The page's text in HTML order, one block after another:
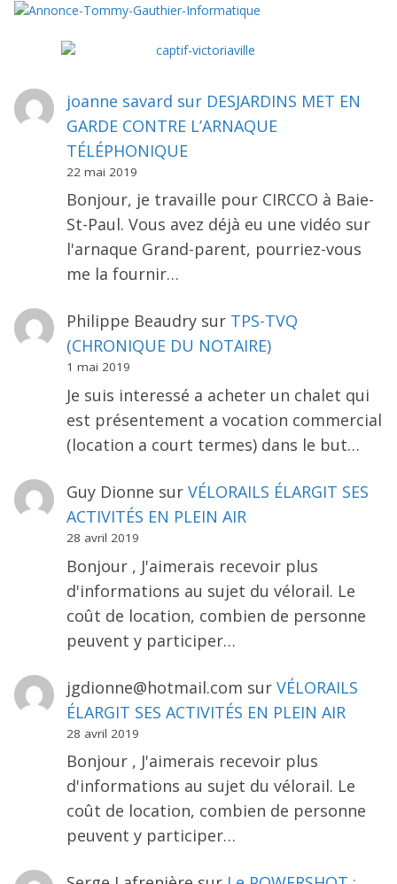
joanne savard sur DESJARDINS MET EN
GARDE CONTRE L’ARNAQUE
TÉLÉPHONIQUE
22 mai 2019
Bonjour, je travaille pour CIRCCO à Baie-
St-Paul. Vous avez déjà eu une vidéo sur
l'arnaque Grand-parent, pourriez-vous
me la fournir…
Philippe Beaudrysur TPS-TVQ
(CHRONIQUE DU NOTAIRE)
1 mai 2019
Je suis interessé a acheter un chalet qui
est présentement a vocation commercial
(location a court termes) dans le but…
Guy Dionne sur VÉLORAILS ÉLARGIT SES
ACTIVITÉS EN PLEIN AIR
28 avril 2019
Bonjour , J'aimerais recevoir plus
d'informations au sujet du vélorail. Le
coût de location, combien de personne
peuvent y participer…
jgdionne@hotmail.com sur VÉLORAILS
ÉLARGIT SES ACTIVITÉS EN PLEIN AIR
28 avril 2019
Bonjour , J'aimerais recevoir plus
d'informations au sujet du vélorail. Le
coût de location, combien de personne
peuvent y participer…